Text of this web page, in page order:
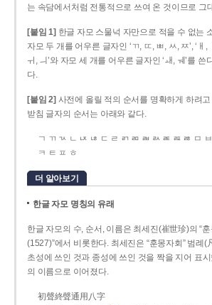
는 속담에서처럼 전통적으로 쓰여 온 것이므로 그
[붙임 1] 한글 자모 스물넉 자만으로 적을 수 없는
자모 두 개를 어우른 글자인 ‘ㄲ, ㄸ, ㅃ, ㅆ, ㅉ’, ‘ㅐ,
ㅟ, ㅢ’와 자모 세 개를 어우른 글자인 ‘ㅙ, ㅞ’를 쓴
다.
[붙임 2] 사전에 올릴 적의 순서를 명확하게 하려
받침 글자의 순서는 아래와 같다.
ㄱ ㄲ ㄳ ㄴ ㄵ ㄶ ㄷ ㄹ ㄺ ㄻ ㄼ ㄽ ㄾ ㄿ ㅀ ㅁ
ㅋ ㅌ ㅍ ㅎ
더 알아보기
한글 자모 명칭의 유래
한글 자모의 수, 순서, 이름은 최세진(崔世珍)의 “
(1527)”에서 비롯한다. 최세진은 “훈몽자회” 범례(
초성에 쓰인 것과 종성에 쓰인 것을 짝을 지어 표
의 이름으로 이어졌다.
初聲終聲通用八字